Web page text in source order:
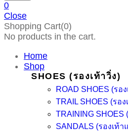
0
Close
Shopping Cart(0)
No products in the cart.
Home
Shop
SHOES (รองเท้าวิ่ง)
ROAD SHOES (รอ
TRAIL SHOES (รอง
TRAINING SHOES
SANDALS (รองเท้า